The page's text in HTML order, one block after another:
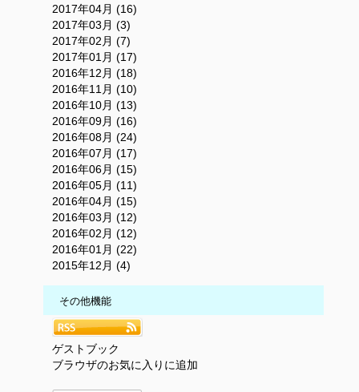
2017年04月 (16)
2017年03月 (3)
2017年02月 (7)
2017年01月 (17)
2016年12月 (18)
2016年11月 (10)
2016年10月 (13)
2016年09月 (16)
2016年08月 (24)
2016年07月 (17)
2016年06月 (15)
2016年05月 (11)
2016年04月 (15)
2016年03月 (12)
2016年02月 (12)
2016年01月 (22)
2015年12月 (4)
その他機能
ゲストブック
ブラウザのお気に入りに追加